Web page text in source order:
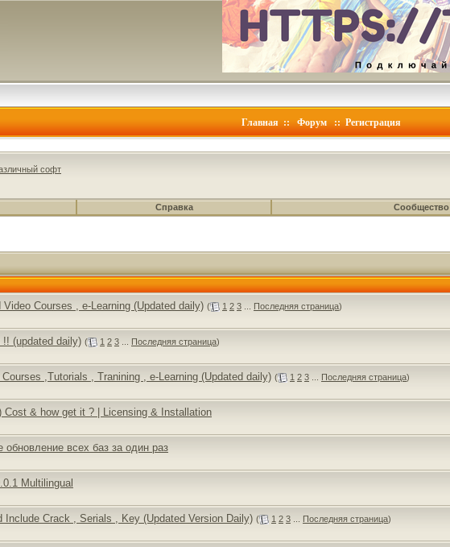
Главная :: Форум:: Регистрация
софт
Справка Сообщество
Courses , e-Learning (Updated daily) ( 1 2 3 Последняя страница)
(updated daily) ( 1 2 3 Последняя страница)
,Tutorials , Tranining , e-Learning (Updated daily) ( 1 2 3 Последняя страница)
Cost & how get it ? | Licensing & Installation
всех баз за один раз
Multilingual
Include Crack , Serials , Key (Updated Version Daily) ( 1 2 3 Последняя страница)